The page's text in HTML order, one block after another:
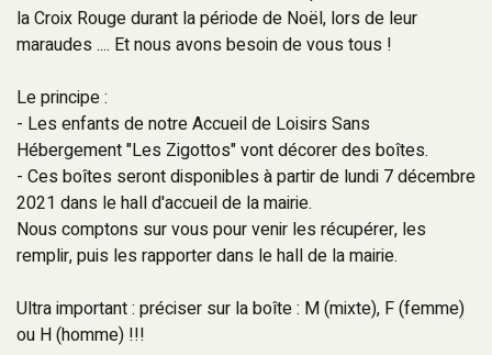
la Croix Rouge durant la période de Noël, lors de leur
maraudes .... Et nous avons besoin de vous tous !
Le principe :
- Les enfants de notre Accueil de Loisirs Sans
Hébergement "Les Zigottos" vont décorer des boîtes.
- Ces boîtes seront disponibles à partir de lundi 7 décembre
2021 dans le hall d'accueil de la mairie.
Nous comptons sur vous pour venir les récupérer, les
remplir, puis les rapporter dans le hall de la mairie.
Ultra important : préciser sur la boîte : M (mixte), F (femme)
ou H (homme) !!!